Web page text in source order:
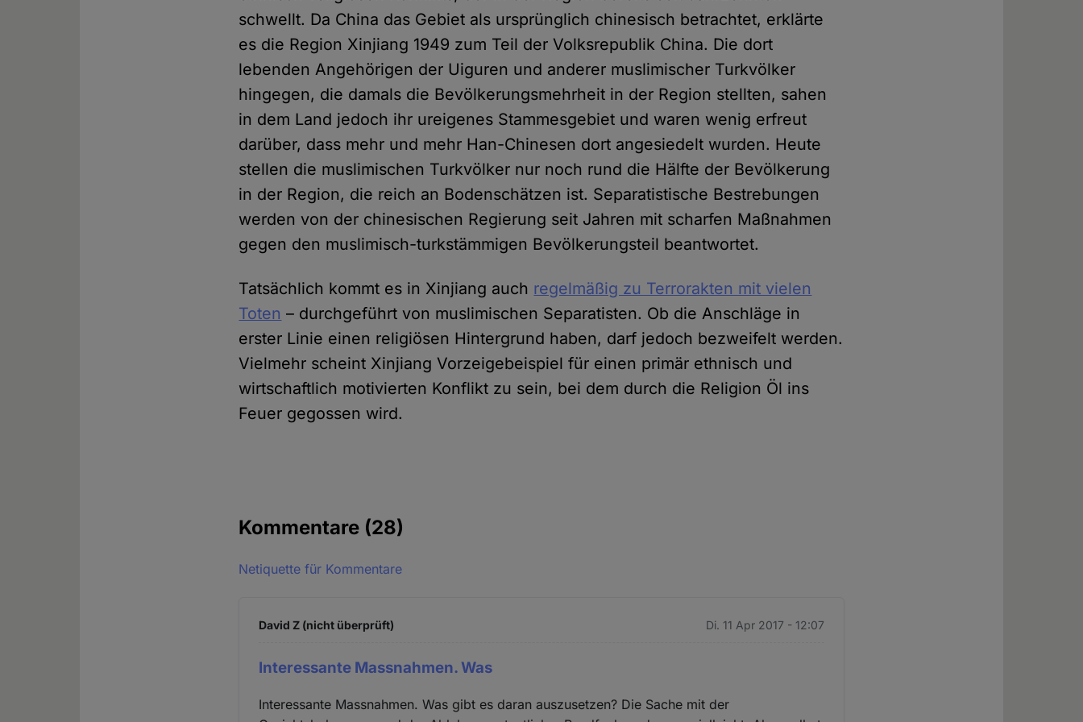
schwellt. Da China das Gebiet als ursprünglich chinesisch betrachtet, erklärte
es die Region Xinjiang 1949 zum Teil der Volksrepublik China. Die dort
lebenden Angehörigen der Uiguren und anderer muslimischer Turkvölker
hingegen, die damals die Bevölkerungsmehrheit in der Region stellten, sahen
in dem Land jedoch ihr ureigenes Stammesgebiet und waren wenig erfreut
darüber, dass mehr und mehr Han-Chinesen dort angesiedelt wurden. Heute
stellen die muslimischen Turkvölker nur noch rund die Hälfte der Bevölkerung
in der Region, die reich an Bodenschätzen ist. Separatistische Bestrebungen
werden von der chinesischen Regierung seit Jahren mit scharfen Maßnahmen
gegen den muslimisch-turkstämmigen Bevölkerungsteil beantwortet.
Tatsächlich kommt es in Xinjiang auch regelmäßig zu Terrorakten mit vielen
Toten – durchgeführt von muslimischen Separatisten. Ob die Anschläge in
erster Linie einen religiösen Hintergrund haben, darf jedoch bezweifelt werden.
Vielmehr scheint Xinjiang Vorzeigebeispiel für einen primär ethnisch und
wirtschaftlich motivierten Konflikt zu sein, bei dem durch die Religion Öl ins
Feuer gegossen wird.
Kommentare (28)
Netiquette für Kommentare
David Z (nicht überprüft) Di. 11 Apr 2017 - 12:07
Interessante Massnahmen. Was
Interessante Massnahmen. Was gibt es daran auszusetzen? Die Sache mit der